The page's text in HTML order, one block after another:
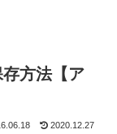
方法【ア
2020.12.27